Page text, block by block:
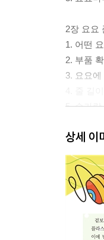
2장 요요
1. 어떤
2. 부품
3. 요요에
5. 손가
7. 엉킨 줄
8. 베어링
9. 요요
3장 기본
2. 엘리
상세 이